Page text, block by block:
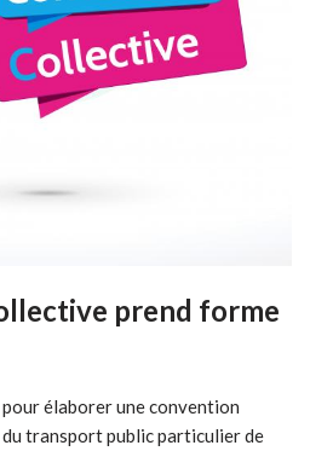
prend forme
pour élaborer une convention
transport public particulier de